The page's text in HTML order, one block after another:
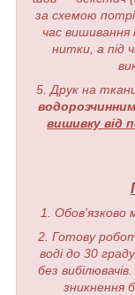
за схемою
час
нитки, а під
5. Друк на
вишивку від
1. Обов'язково
2. Готову
воді до 30
без
зникнення